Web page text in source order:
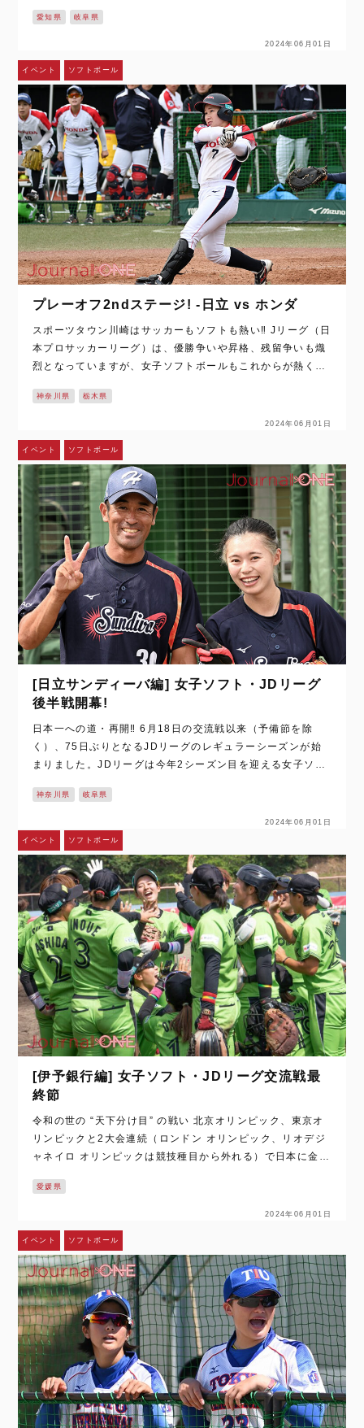
愛知県 岐阜県
2024年06月01日
イベント ソフトボール
プレーオフ2ndステージ! -日立 vs ホンダ
スポーツタウン川崎はサッカーもソフトも熱い‼ Jリーグ（日
本プロサッカーリーグ）は、優勝争いや昇格、残留争いも熾
烈となっていますが、女子ソフトボールもこれからが熱くな
負けたら終わりのノック…
神奈川県 栃木県
2024年06月01日
イベント ソフトボール
[日立サンディーバ編] 女子ソフト・JDリーグ
後半戦開幕!
日本一への道・再開‼ 6月18日の交流戦以来（予備節を除
く）、75日ぶりとなるJDリーグのレギュラーシーズンが始
まりました。JDリーグは今年2シーズン目を迎える女子ソフ
プクラス！ オリンピック・東京…
神奈川県 岐阜県
2024年06月01日
イベント ソフトボール
[伊予銀行編] 女子ソフト・JDリーグ交流戦最
終節
令和の世の “天下分け目” の戦い 北京オリンピック、東京オ
リンピックと2大会連続（ロンドン オリンピック、リオデジ
ャネイロ オリンピックは競技種目から外れる）で日本に金メ
日本中を沸かせた、上野 …
愛媛県
2024年06月01日
イベント ソフトボール